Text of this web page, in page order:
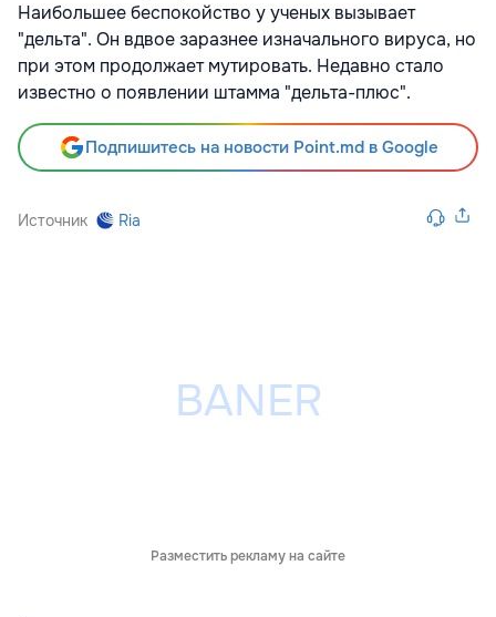
Наибольшее беспокойство у ученых вызывает
"дельта". Он вдвое заразнее изначального вируса, но
при этом продолжает мутировать. Недавно стало
известно о появлении штамма "дельта-плюс".
Подпишитесь на новости Point.md в Google
Источник Ria
Разместить рекламу на сайте